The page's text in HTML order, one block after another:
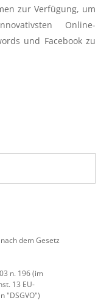
zur Verfügung, um
Online-
und Facebook zu
dem Gesetz
n. 196 (im
13 EU-
"DSGVO")